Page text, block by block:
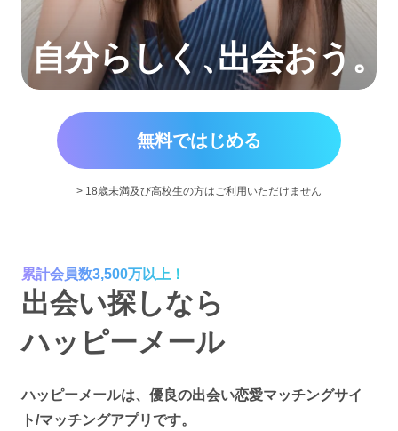
自分らしく、出会おう。
無料ではじめる
> 18歳未満及び高校生の方はご利用いただけません
累計会員数3,500万以上！
出会い探しなら
ハッピーメール
ハッピーメールは、優良の出会い恋愛マッチングサイ
ト/マッチングアプリです。